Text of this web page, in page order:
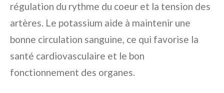
régulation du rythme du coeur et la tension des
artères. Le potassium aide à maintenir une
bonne circulation sanguine, ce qui favorise la
santé cardiovasculaire et le bon
fonctionnement des organes.